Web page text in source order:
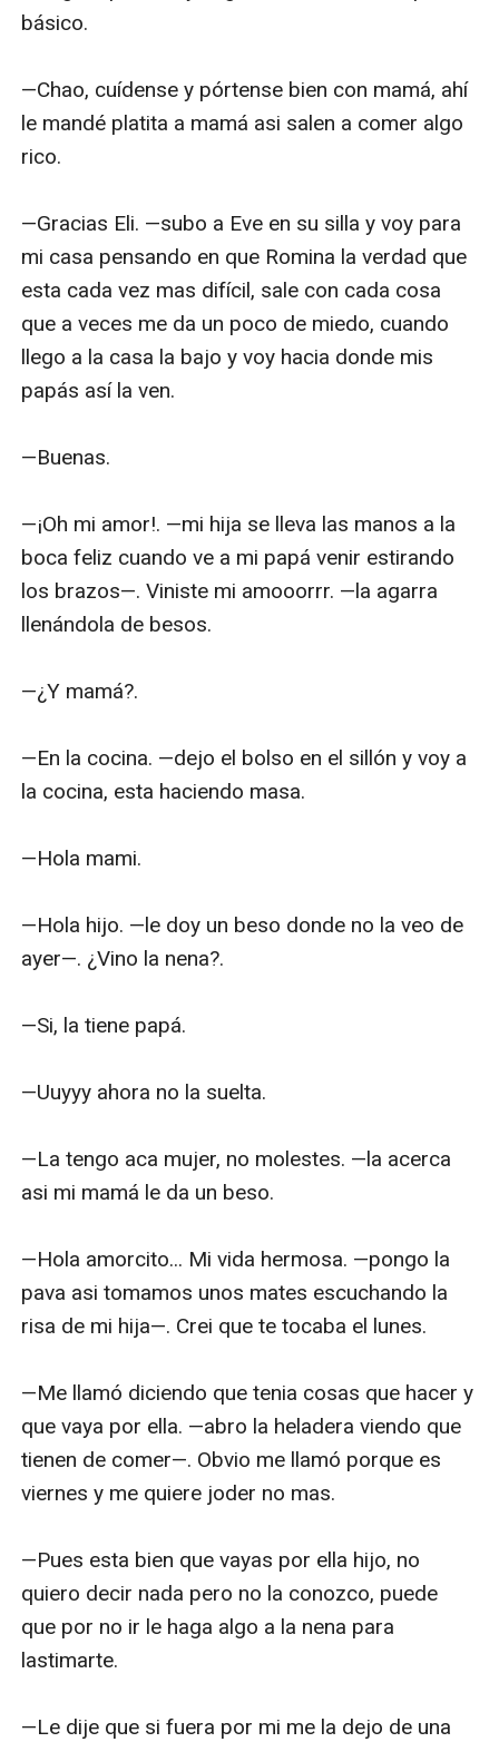
básico.
—Chao, cuídense y pórtense bien con mamá, ahí
le mandé platita a mamá asi salen a comer algo
rico.
—Gracias Eli. —subo a Eve en su silla y voy para
mi casa pensando en que Romina la verdad que
esta cada vez mas difícil, sale con cada cosa
que a veces me da un poco de miedo, cuando
llego a la casa la bajo y voy hacia donde mis
papás así la ven.
—Buenas.
—¡Oh mi amor!. —mi hija se lleva las manos a la
boca feliz cuando ve a mi papá venir estirando
los brazos—. Viniste mi amooorrr. —la agarra
llenándola de besos.
—¿Y mamá?.
—En la cocina. —dejo el bolso en el sillón y voy a
la cocina, esta haciendo masa.
—Hola mami.
—Hola hijo. —le doy un beso donde no la veo de
ayer—. ¿Vino la nena?.
—Si, la tiene papá.
—Uuyyy ahora no la suelta.
—La tengo aca mujer, no molestes. —la acerca
asi mi mamá le da un beso.
—Hola amorcito... Mi vida hermosa. —pongo la
pava asi tomamos unos mates escuchando la
risa de mi hija—. Crei que te tocaba el lunes.
—Me llamó diciendo que tenia cosas que hacer y
que vaya por ella. —abro la heladera viendo que
tienen de comer—. Obvio me llamó porque es
viernes y me quiere joder no mas.
—Pues esta bien que vayas por ella hijo, no
quiero decir nada pero no la conozco, puede
que por no ir le haga algo a la nena para
lastimarte.
—Le dije que si fuera por mi me la dejo de una